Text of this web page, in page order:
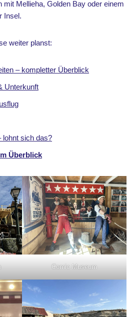
mit Mellieha, Golden Bay oder einem
Insel.
weiter planst:
– kompletter Überblick
Unterkunft
lohnt sich das?
Überblick
Comic Museum